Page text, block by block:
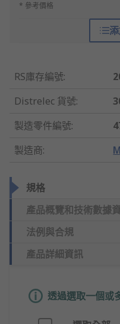
* 參考價格
RS庫存編號:
Distrelec 貨號:
製造零件編號:
製造商:
規格
產品概覽和技術數據
法例與合規
產品詳細資訊
透過選取一個或